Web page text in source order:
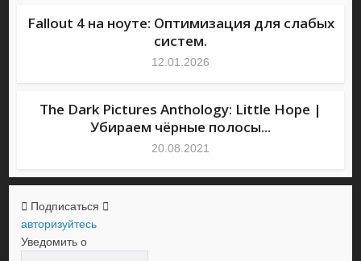
Fallout 4 на ноуте: Оптимизация для слабых
систем.
12.01.2026
The Dark Pictures Anthology: Little Hope |
Убираем чёрные полосы...
20.08.2021
Подписаться
авторизуйтесь
Уведомить о